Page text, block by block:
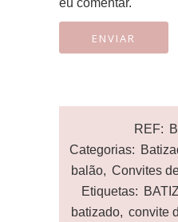
eu comentar.
REF:
Categorias:
balão, Convites
Etiquetas:
batizado, convite